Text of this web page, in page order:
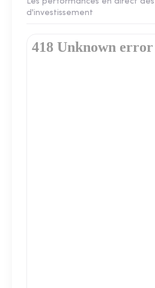
d'investissement